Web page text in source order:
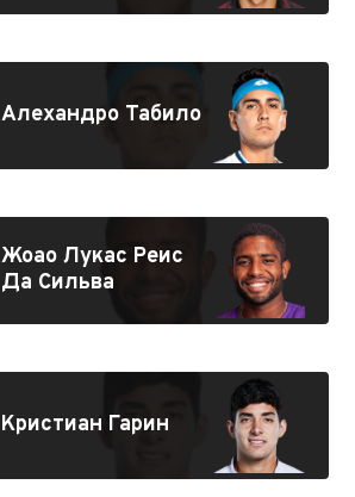
Алехандро Табило
Жоао Лукас Реис
Да Сильва
Кристиан Гарин